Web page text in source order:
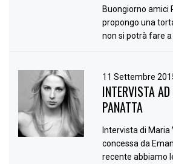
Buongiorno amici
propongo una
non si potrà fare
11 Settembre
INTERVISTA
PANATTA
Intervista di
concessa da
recente abbiamo